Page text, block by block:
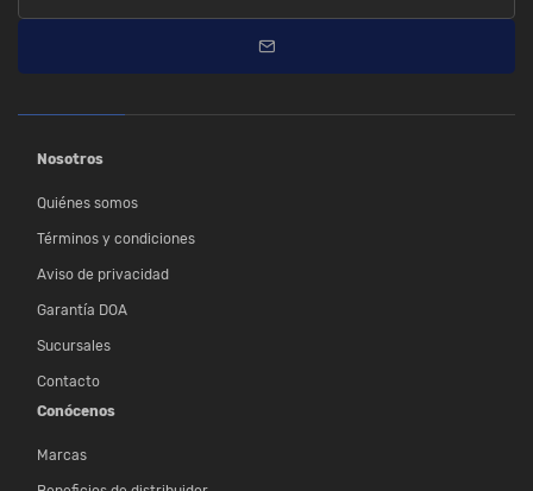
Nosotros
Quiénes somos
Términos y condiciones
Aviso de privacidad
Garantía DOA
Sucursales
Contacto
Conócenos
Marcas